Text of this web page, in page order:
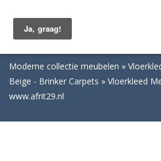
Moderne collectie meubelen
Beige - Brinker Carpets
Vloerkleed
www.afrit29.nl